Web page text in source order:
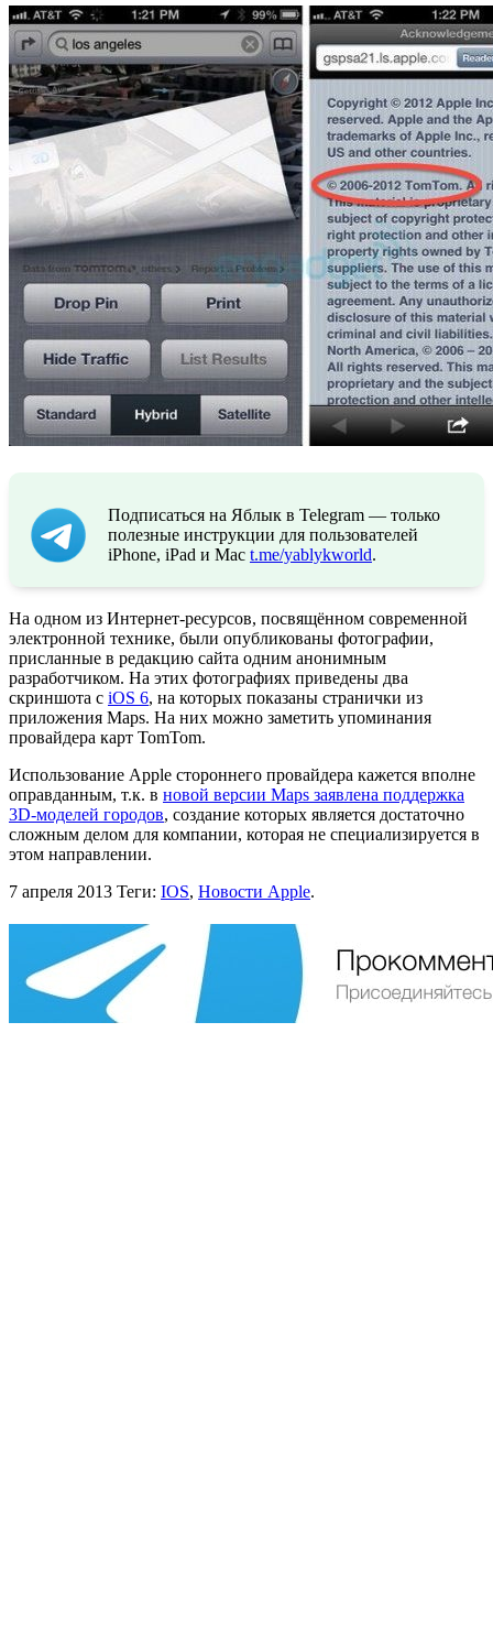
Подписаться на Яблык в Telegram — только
полезные инструкции для пользователей
iPhone, iPad и Mac t.me/yablykworld.
На одном из Интернет-ресурсов, посвящённом современной
электронной технике, были опубликованы фотографии,
присланные в редакцию сайта одним анонимным
разработчиком. На этих фотографиях приведены два
скриншота с iOS 6, на которых показаны странички из
приложения Maps. На них можно заметить упоминания
провайдера карт TomTom.
Использование Apple стороннего провайдера кажется вполне
оправданным, т.к. в новой версии Maps заявлена поддержка
3D-моделей городов, создание которых является достаточно
сложным делом для компании, которая не специализируется в
этом направлении.
7 апреля 2013 Теги: IOS, Новости Apple.